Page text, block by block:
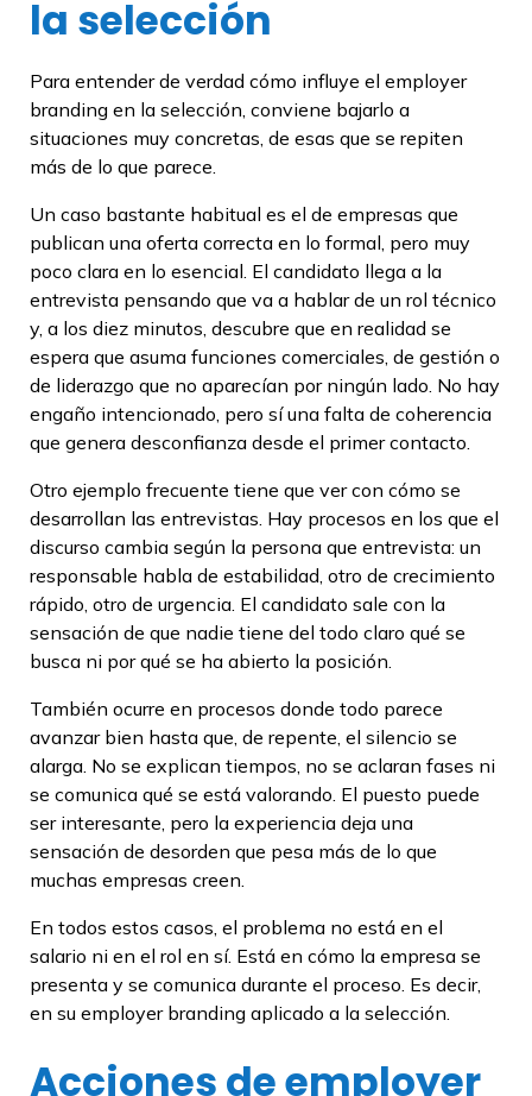
la selección
Para entender de verdad cómo influye el employer
branding en la selección, conviene bajarlo a
situaciones muy concretas, de esas que se repiten
más de lo que parece.
Un caso bastante habitual es el de empresas que
publican una oferta correcta en lo formal, pero muy
poco clara en lo esencial. El candidato llega a la
entrevista pensando que va a hablar de un rol técnico
y, a los diez minutos, descubre que en realidad se
espera que asuma funciones comerciales, de gestión o
de liderazgo que no aparecían por ningún lado. No hay
engaño intencionado, pero sí una falta de coherencia
que genera desconfianza desde el primer contacto.
Otro ejemplo frecuente tiene que ver con cómo se
desarrollan las entrevistas. Hay procesos en los que el
discurso cambia según la persona que entrevista: un
responsable habla de estabilidad, otro de crecimiento
rápido, otro de urgencia. El candidato sale con la
sensación de que nadie tiene del todo claro qué se
busca ni por qué se ha abierto la posición.
También ocurre en procesos donde todo parece
avanzar bien hasta que, de repente, el silencio se
alarga. No se explican tiempos, no se aclaran fases ni
se comunica qué se está valorando. El puesto puede
ser interesante, pero la experiencia deja una
sensación de desorden que pesa más de lo que
muchas empresas creen.
En todos estos casos, el problema no está en el
salario ni en el rol en sí. Está en cómo la empresa se
presenta y se comunica durante el proceso. Es decir,
en su employer branding aplicado a la selección.
Acciones de employer